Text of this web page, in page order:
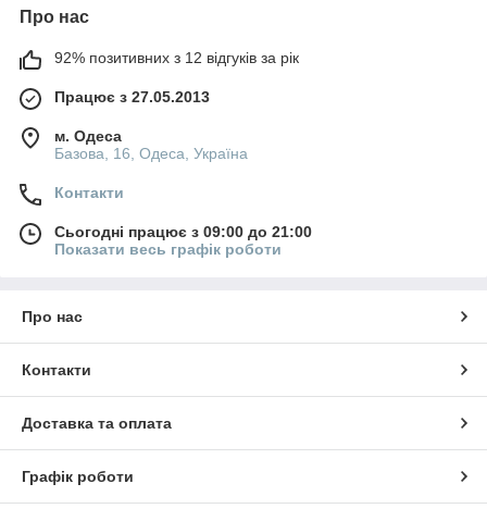
Про нас
92% позитивних з 12 відгуків за рік
Працює з 27.05.2013
м. Одеса
Базова, 16, Одеса, Україна
Контакти
Сьогодні працює з 09:00 до 21:00
Показати весь графік роботи
Про нас
Контакти
Доставка та оплата
Графік роботи